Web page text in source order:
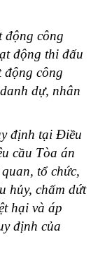
động công
động thi đấu
động công
dự, nhân
định tại Điều
cầu Tòa án
tổ chức,
hủy, chấm dứt
hại và áp
định của